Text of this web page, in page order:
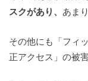
スクがあり、 あま
その他にも「フィ
正アクセス」の被